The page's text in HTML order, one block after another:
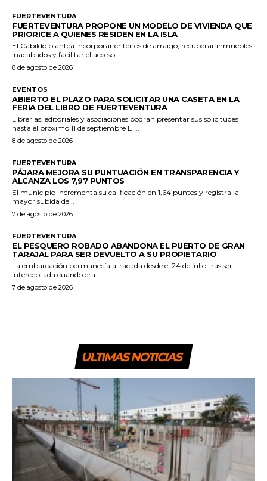
FUERTEVENTURA
FUERTEVENTURA PROPONE UN MODELO DE VIVIENDA QUE
PRIORICE A QUIENES RESIDEN EN LA ISLA
El Cabildo plantea incorporar criterios de arraigo, recuperar inmuebles
inacabados y facilitar el acceso...
8 de agosto de 2026
EVENTOS
ABIERTO EL PLAZO PARA SOLICITAR UNA CASETA EN LA
FERIA DEL LIBRO DE FUERTEVENTURA
Librerías, editoriales y asociaciones podrán presentar sus solicitudes
hasta el próximo 11 de septiembre El...
8 de agosto de 2026
FUERTEVENTURA
PÁJARA MEJORA SU PUNTUACIÓN EN TRANSPARENCIA Y
ALCANZA LOS 7,97 PUNTOS
El municipio incrementa su calificación en 1,64 puntos y registra la
mayor subida de...
7 de agosto de 2026
FUERTEVENTURA
EL PESQUERO ROBADO ABANDONA EL PUERTO DE GRAN
TARAJAL PARA SER DEVUELTO A SU PROPIETARIO
La embarcación permanecía atracada desde el 24 de julio tras ser
interceptada cuando era...
7 de agosto de 2026
ULTIMAS NOTICIAS